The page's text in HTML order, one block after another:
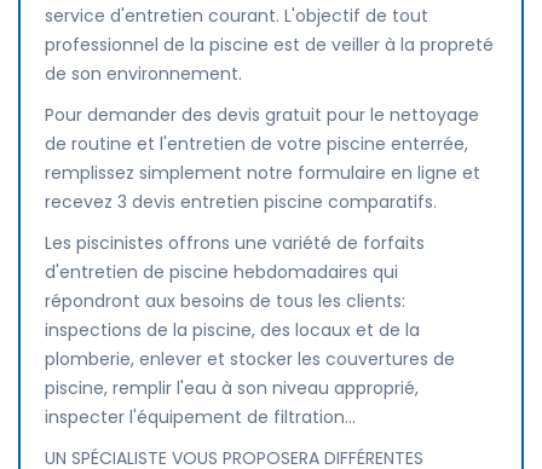
service d'entretien courant. L'objectif de tout
professionnel de la piscine est de veiller à la propreté
de son environnement.
Pour demander des devis gratuit pour le nettoyage
de routine et l'entretien de votre piscine enterrée,
remplissez simplement notre formulaire en ligne et
recevez 3 devis entretien piscine comparatifs.
Les piscinistes offrons une variété de forfaits
d'entretien de piscine hebdomadaires qui
répondront aux besoins de tous les clients:
inspections de la piscine, des locaux et de la
plomberie, enlever et stocker les couvertures de
piscine, remplir l'eau à son niveau approprié,
inspecter l'équipement de filtration...
UN SPÉCIALISTE VOUS PROPOSERA DIFFÉRENTES